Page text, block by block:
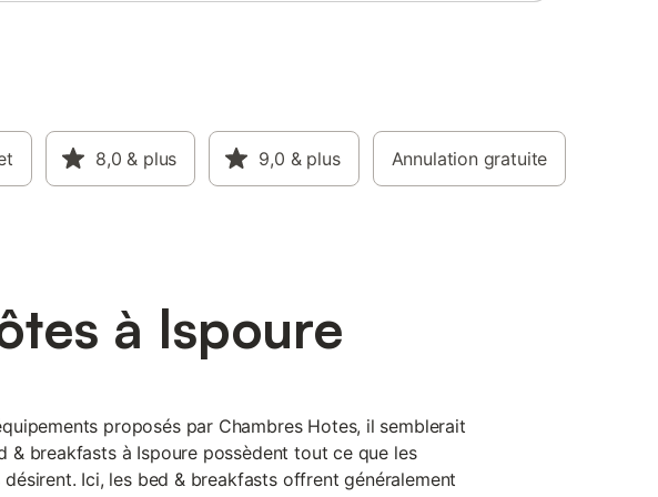
8,0 & plus 9,0 & plus Annulation gratuite
à Ispoure
proposés par Chambres Hotes, il semblerait
& breakfasts à Ispoure possèdent tout ce que les
désirent. Ici, les bed & breakfasts offrent généralement